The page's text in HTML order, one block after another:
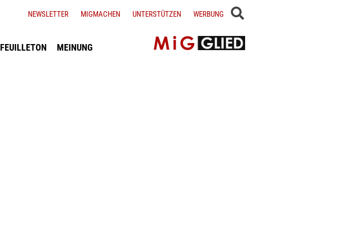
FEUILLETON MEINUNG
NEWSLETTER MIGMACHEN UNTERSTÜTZEN WERBUNG